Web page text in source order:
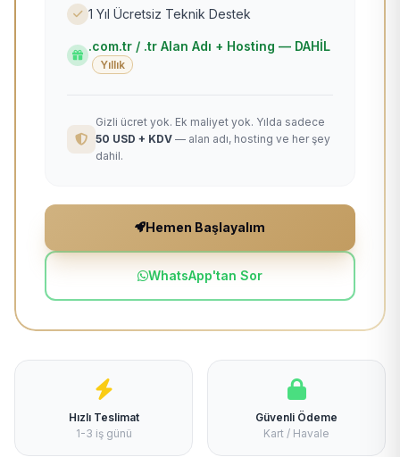
1 Yıl Ücretsiz Teknik Destek
.com.tr / .tr Alan Adı + Hosting — DAHİL
Yıllık
Gizli ücret yok. Ek maliyet yok. Yılda sadece
50 USD + KDV — alan adı, hosting ve her şey
dahil.
Hemen Başlayalım
WhatsApp'tan Sor
Hızlı Teslimat
1-3 iş günü
Güvenli Ödeme
Kart / Havale